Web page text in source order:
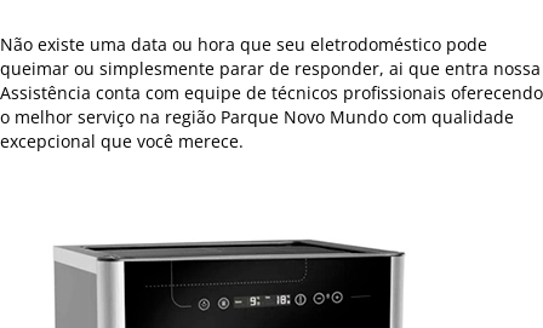
Não existe uma data ou hora que seu eletrodoméstico pode
queimar ou simplesmente parar de responder, ai que entra nossa
Assistência conta com equipe de técnicos profissionais oferecendo
o melhor serviço na região Parque Novo Mundo com qualidade
excepcional que você merece.